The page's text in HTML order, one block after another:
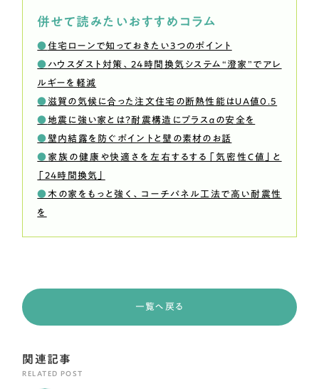
併せて読みたいおすすめコラム
●住宅ローンで知っておきたい3つのポイント
● ハウスダスト対策、24時間換気システム“澄家”でアレ
ルギーを軽減
● 滋賀の気候に合った注文住宅の断熱性能はUA値0.5
●地震に強い家とは？耐震構造にプラスαの安全を
● 壁内結露を防ぐポイントと壁の素材のお話
● 家族の健康や快適さを左右するする「気密性C値」と
「24時間換気」
●木の家をもっと強く、コーチパネル工法で高い耐震性
を
一覧へ戻る
関連記事
RELATED POST